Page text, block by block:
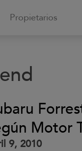
Propietarios
Motor
9, 2010